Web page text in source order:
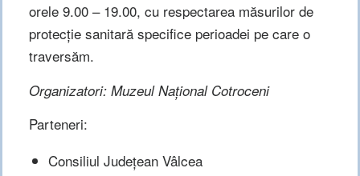
orele 9.00 – 19.00, cu respectarea măsurilor de
protecție sanitară specifice perioadei pe care o
traversăm.
Organizatori: Muzeul Național Cotroceni
Parteneri:
Consiliul Județean Vâlcea